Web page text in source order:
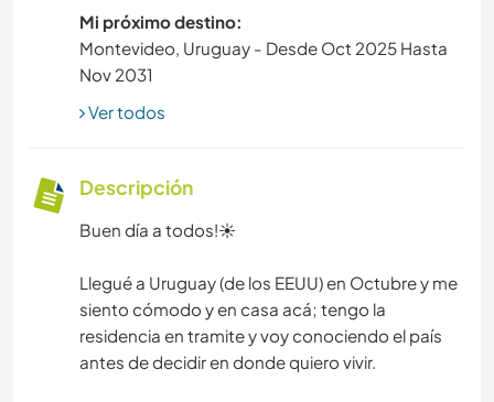
Mi próximo destino:
Montevideo, Uruguay - Desde Oct 2025 Hasta
Nov 2031
Ver todos
Descripción
Buen día a todos!☀️
Llegué a Uruguay (de los EEUU) en Octubre y me
siento cómodo y en casa acá; tengo la
residencia en tramite y voy conociendo el país
antes de decidir en donde quiero vivir.